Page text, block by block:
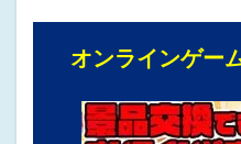
オンラインゲー